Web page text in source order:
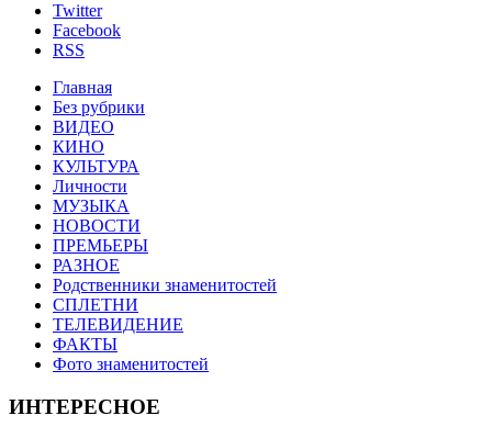
Twitter
Facebook
RSS
Главная
Без рубрики
ВИДЕО
КИНО
КУЛЬТУРА
Личности
МУЗЫКА
НОВОСТИ
ПРЕМЬЕРЫ
РАЗНОЕ
Родственники знаменитостей
СПЛЕТНИ
ТЕЛЕВИДЕНИЕ
ФАКТЫ
Фото знаменитостей
ИНТЕРЕСНОЕ